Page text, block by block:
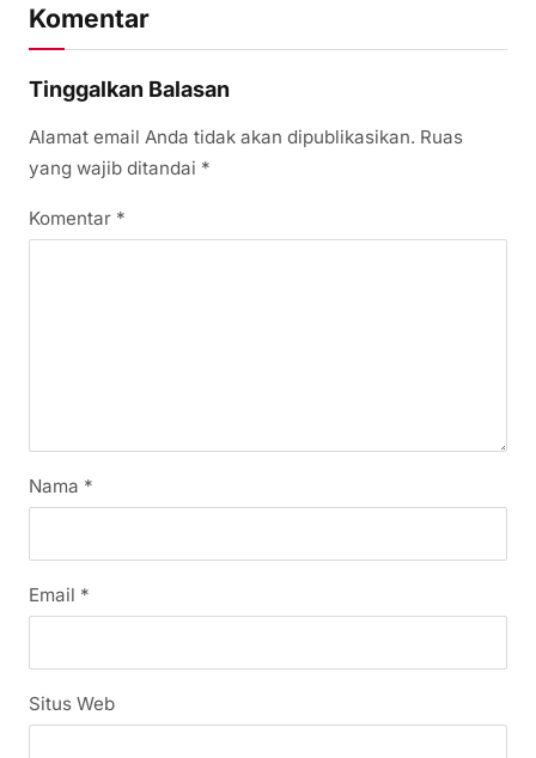
Komentar
Tinggalkan Balasan
Alamat email Anda tidak akan dipublikasikan. Ruas
yang wajib ditandai *
Komentar *
Nama *
Email *
Situs Web